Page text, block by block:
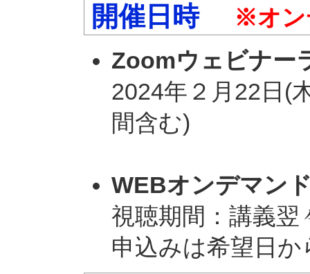
開催日時
※オン
Zoomウェビナー
2024年２月22日
間含む)
WEBオンデマン
視聴期間：講義
申込みは希望日